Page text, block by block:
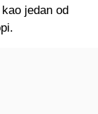
jedan od